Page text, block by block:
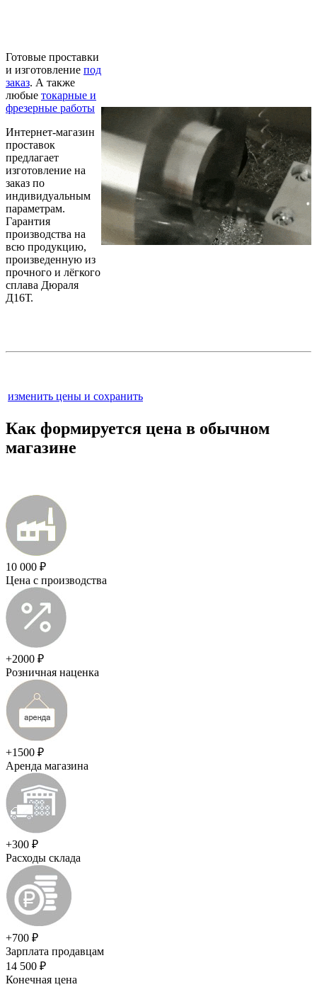
Готовые проставки
и изготовление под
заказ. А также
любые токарные и
фрезерные работы
Интернет-магазин
проставок
предлагает
изготовление на
заказ по
индивидуальным
параметрам.
Гарантия
производства на
всю продукцию,
произведенную из
прочного и лёгкого
сплава Дюраля
Д16Т.
изменить цены и сохранить
Как формируется цена в обычном
магазине
10 000 ₽
Цена с производства
+2000 ₽
Розничная наценка
+1500 ₽
Аренда магазина
+300 ₽
Расходы склада
+700 ₽
Зарплата продавцам
14 500 ₽
Конечная цена